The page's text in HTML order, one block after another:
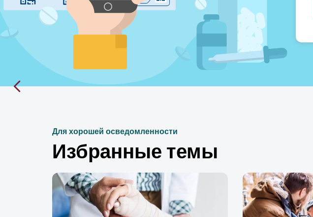
Для хорошей осведомленности
Избранные темы